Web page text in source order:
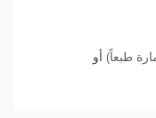
طبعاً) أو